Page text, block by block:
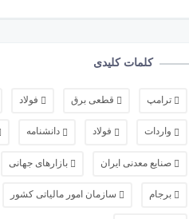
کلمات کلیدی
ترامپ قطعی برق فولاد
واردات فولاد دانشنامه
صنایع معدنی ایران بازارهای جهانی
برجام سازمان امور مالیاتی کشور